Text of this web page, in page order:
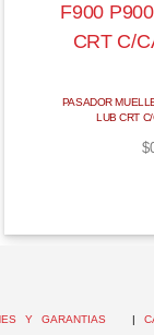
PASADOR
LUB CRT
$
Y GARANTIAS |